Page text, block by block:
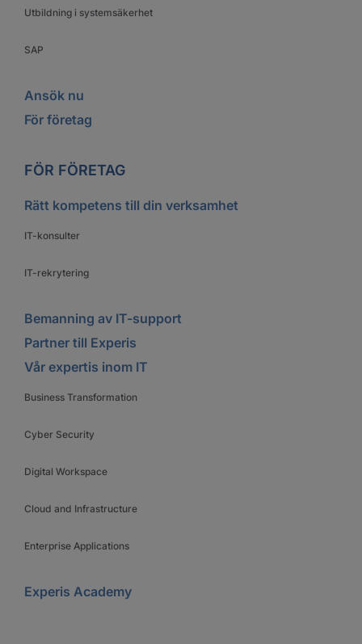
Utbildning i systemsäkerhet
SAP
Ansök nu
För företag
FÖR FÖRETAG
Rätt kompetens till din verksamhet
IT-konsulter
IT-rekrytering
Bemanning av IT-support
Partner till Experis
Vår expertis inom IT
Business Transformation
Cyber Security
Digital Workspace
Cloud and Infrastructure
Enterprise Applications
Experis Academy